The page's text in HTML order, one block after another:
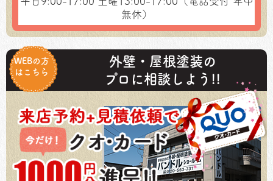
無休）
WEBの方
はこちら
外壁・屋根塗装の
プロに相談しよう!!